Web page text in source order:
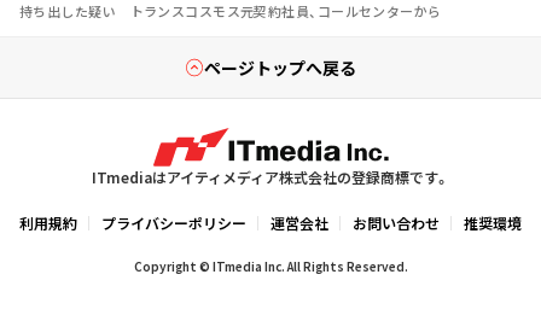
持ち出した疑い トランスコスモス元契約社員、コールセンターから
ページトップへ戻る
ITmediaはアイティメディア株式会社の登録商標です。
利用規約 プライバシーポリシー 運営会社 お問い合わせ 推奨環境
Copyright © ITmedia Inc. All Rights Reserved.